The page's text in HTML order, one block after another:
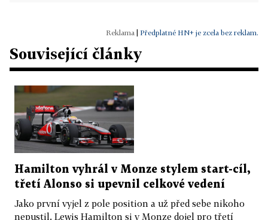
Předplatné HN+ je zcela bez reklam.
Související články
Hamilton vyhrál v Monze stylem start-cíl,
třetí Alonso si upevnil celkové vedení
Jako první vyjel z pole position a už před sebe nikoho
nepustil. Lewis Hamilton si v Monze dojel pro třetí